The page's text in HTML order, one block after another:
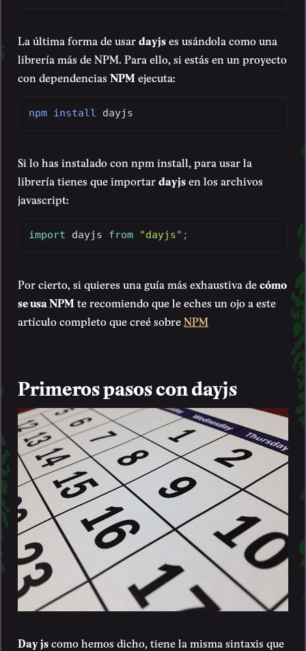
La última forma de usardayjses usándola como una
librería más de NPM. Para ello, si estás en un proyecto
con dependencias NPMejecuta:
npm install dayjs
Si lo has instalado con npm install, para usar la
librería tienes que importardayjsen los archivos
javascript:
import dayjs from "dayjs" ;
Por cierto, si quieres una guía más exhaustiva decómo
se usa NPMte recomiendo que le eches un ojo a este
artículo completo que creé sobreNPM
Primeros pasos con dayjs
Day jscomo hemos dicho, tiene la misma sintaxis que